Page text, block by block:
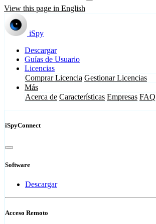
View this page in English
iSpy
Descargar
Guías de Usuario
Licencias
Comprar Licencia Gestionar Licencias
Más
Acerca de Características Empresas FAQ
iSpyConnect
Software
Descargar
Acceso Remoto